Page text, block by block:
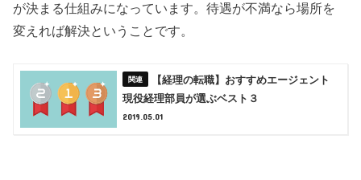
が決まる仕組みになっています。待遇が不満なら場所を
変えれば解決ということです。
【経理の転職】おすすめエージェント
現役経理部員が選ぶベスト３
2019.05.01